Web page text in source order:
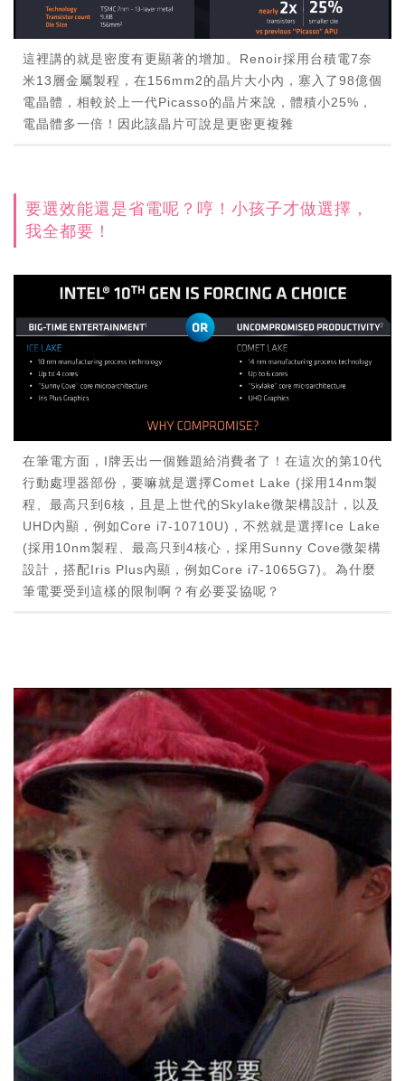
這裡講的就是密度有更顯著的增加。Renoir採用台積電7奈
米13層金屬製程，在156mm2的晶片大小內，塞入了98億個
電晶體，相較於上一代Picasso的晶片來說，體積小25%，
電晶體多一倍！因此該晶片可說是更密更複雜
要選效能還是省電呢？哼！小孩子才做選擇，
我全都要！
在筆電方面，I牌丟出一個難題給消費者了！在這次的第10代
行動處理器部份，要嘛就是選擇Comet Lake (採用14nm製
程、最高只到6核，且是上世代的Skylake微架構設計，以及
UHD內顯，例如Core i7-10710U)，不然就是選擇Ice Lake
(採用10nm製程、最高只到4核心，採用Sunny Cove微架構
設計，搭配Iris Plus內顯，例如Core i7-1065G7)。為什麼
筆電要受到這樣的限制啊？有必要妥協呢？